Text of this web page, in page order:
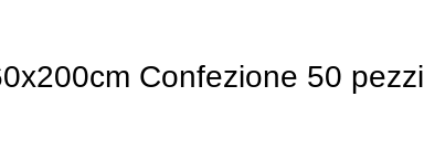
Confezione 50 pezzi